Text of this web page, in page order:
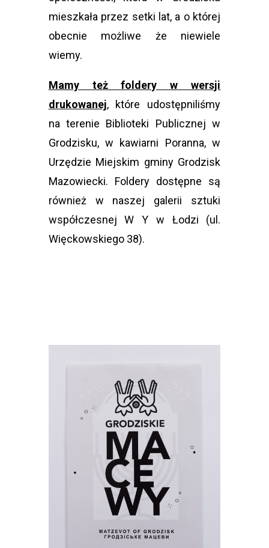
mieszkała przez setki lat, a o której
obecnie możliwe że niewiele
wiemy.
Mamy też foldery w wersji
drukowanej, które udostępniliśmy
na terenie Biblioteki Publicznej w
Grodzisku, w kawiarni Poranna, w
Urzędzie Miejskim gminy Grodzisk
Mazowiecki. Foldery dostępne są
również w naszej galerii sztuki
współczesnej W Y w Łodzi (ul.
Więckowskiego 38).